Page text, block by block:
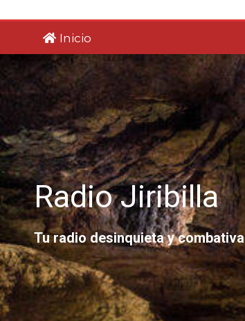
al
contenido Inicio
Radio Jiribilla
Tu radio desinquieta y combativa